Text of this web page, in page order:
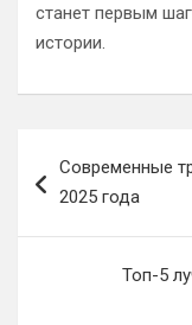
станет первым
истории.
по
Современные
2025 года
Топ-5